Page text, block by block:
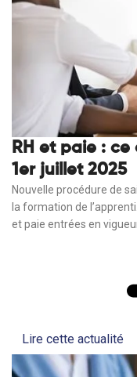
RH et paie :
1er juillet 2025
Nouvelle procédure de
la formation de
et paie entrées en
Lire cette actualité